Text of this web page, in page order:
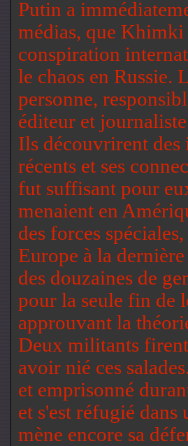
Putin a
médias, que
conspiration
le chaos en Russie.
personne,
éditeur et
Ils découvrirent des
récents et ses
fut suffisant pour
menaient en
des forces
Europe à la
des douzaines de
pour la seule fin de
approuvant la
Deux militants
avoir nié ces
et emprisonné
et s'est réfugié
mène encore sa